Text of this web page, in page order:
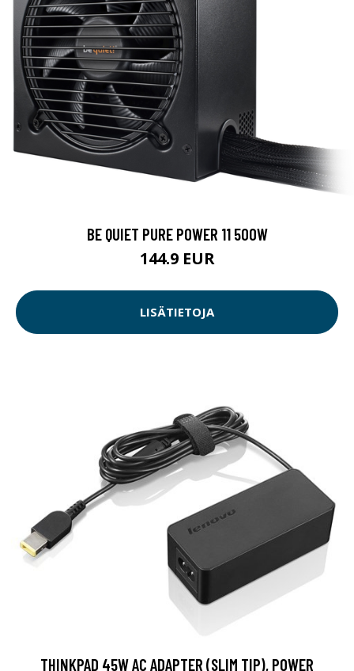
BE QUIET PURE POWER 11 500W
144.9 EUR
LISÄTIETOJA
THINKPAD 45W AC ADAPTER (SLIM TIP), POWER